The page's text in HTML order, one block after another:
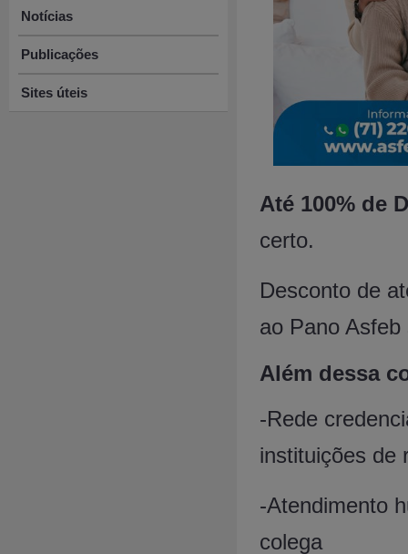
Notícias
Publicações
Sites úteis
Até 100% de
certo.
Desconto de
ao Pano
Além dessa
-Rede
instituições de
-Atendimento
colega